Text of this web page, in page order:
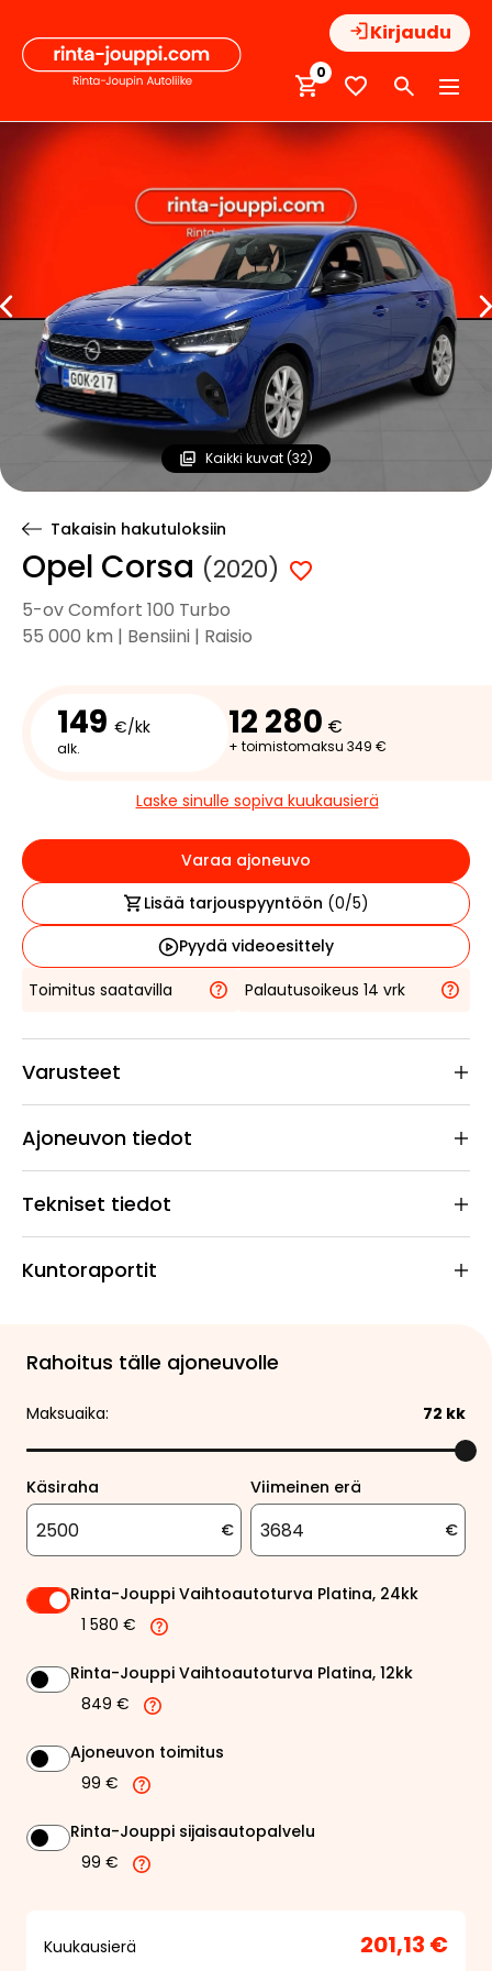
sisältöön
Kirjaudu
0
Kaikki kuvat (32)
Takaisin hakutuloksiin
Opel Corsa (2020)
5-ov Comfort 100 Turbo
55 000 km | Bensiini | Raisio
149 €/kk
alk.
12 280 €
+ toimistomaksu 349 €
Laske sinulle sopiva kuukausierä
Varaa ajoneuvo
Lisää tarjouspyyntöön (0/5)
Pyydä videoesittely
Toimitus saatavilla
Palautusoikeus 14 vrk
Varusteet
Ajoneuvon tiedot
Tekniset tiedot
Kuntoraportit
Rahoitus tälle ajoneuvolle
Maksuaika: 72 kk
Käsiraha
€
Viimeinen erä
€
Rinta-Jouppi Vaihtoautoturva Platina, 24kk
1 580 €
Rinta-Jouppi Vaihtoautoturva Platina, 12kk
849 €
Ajoneuvon toimitus
99 €
Rinta-Jouppi sijaisautopalvelu
99 €
Kuukausierä 201,13 €